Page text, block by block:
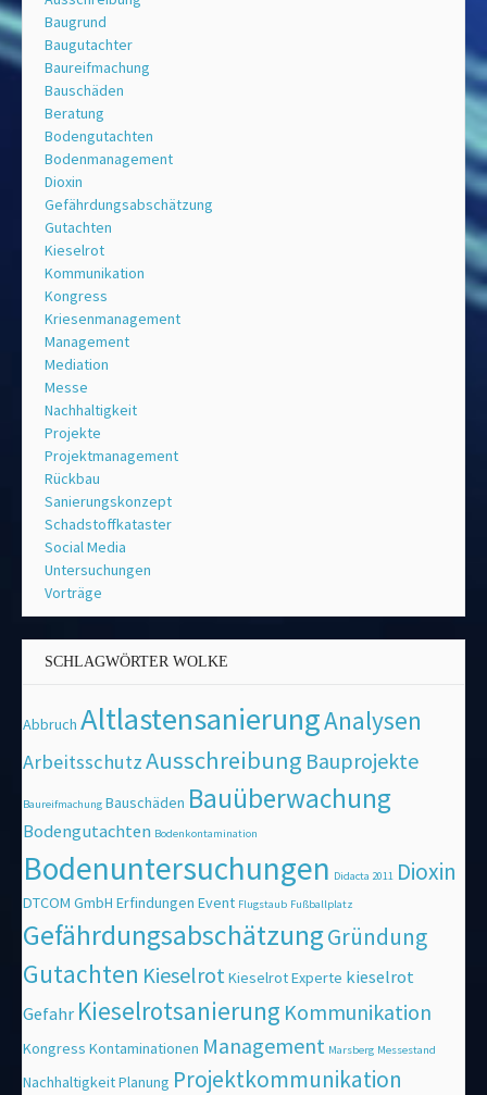
Baugrund
Baugutachter
Baureifmachung
Bauschäden
Beratung
Bodengutachten
Bodenmanagement
Dioxin
Gefährdungsabschätzung
Gutachten
Kieselrot
Kommunikation
Kongress
Kriesenmanagement
Management
Mediation
Messe
Nachhaltigkeit
Projekte
Projektmanagement
Rückbau
Sanierungskonzept
Schadstoffkataster
Social Media
Untersuchungen
Vorträge
SCHLAGWÖRTER WOLKE
Abbruch AltlastensanierungAnalysen
ArbeitsschutzAusschreibung Bauprojekte
Baureifmachung Bauschäden Bauüberwachung
Bodengutachten Bodenkontamination
Bodenuntersuchungen Didacta 2011 Dioxin
DTCOM GmbH Erfindungen Event Flugstaub Fußballplatz
GefährdungsabschätzungGründung
Gutachten Kieselrot Kieselrot Experte kieselrot
Gefahr Kieselrotsanierung Kommunikation
Kongress Kontaminationen Management Marsberg Messestand
NachhaltigkeitPlanung Projektkommunikation